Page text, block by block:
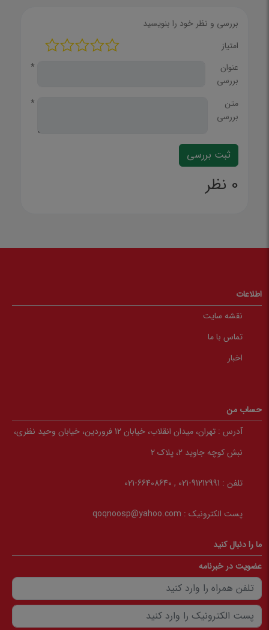
بررسی و نظر خود را بنویسید
امتیاز
عنوان
بررسی
*
متن
بررسی
*
0 نظر
اطلاعات
نقشه سایت
تماس با ما
اخبار
حساب من
آدرس :
تهران، میدان انقلاب، خیابان 12 فروردین، خیابان وحید نظری،
نبش کوچه جاوید 2، پلاک 2
تلفن : 91212991-021 , 66408640-021
پست الکترونیک : qoqnoosp@yahoo.com
ما را دنبال کنید
عضویت در خبرنامه